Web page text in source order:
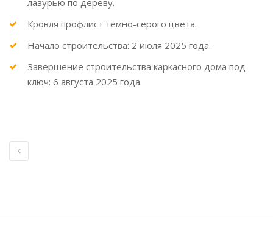
лазурью по дереву.
Кровля профлист темно-серого цвета.
Начало строительства: 2 июля 2025 года.
Завершение строительства каркасного дома под
ключ: 6 августа 2025 года.